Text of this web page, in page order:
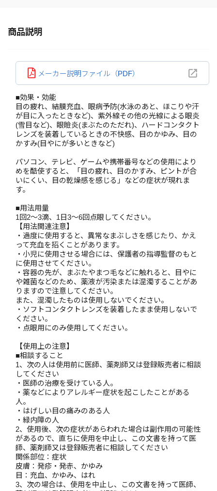
商品説明
メーカー説明ファイル（PDF）
■効果・効能
目の疲れ、結膜充血、眼病予防(水泳のあと、ほこりや汗
が目に入ったときなど)、紫外線その他の光線による眼炎
(雪目など)、眼瞼炎(まぶたのただれ)、ハードコンタクト
レンズを装着しているときの不快感、目のかゆみ、目の
かすみ(目やにが多いときなど)
パソコン、テレビ、ゲームや携帯番号などの使用により
めを酷使すると、「目の疲れ、目のかすみ、ピントが合
いにくい、目の乾燥感を感じる」などの症状が現れま
す。
■用法用量
1回2～3滴、1日3～6回点眼してください。
【用法関連注意】
・過度に使用すると、異常なまぶしさを感じたり、かえ
って充血を招くことがあります。
・小児に使用させる場合には、保護者の指導監督のもと
に使用させてください。
・容器の先が、まぶたやまつ毛などに触れると、目やに
や雑菌などのため、薬液が汚染または混濁することがあ
りますので注意してください。
また、混濁したものは使用しないでください。
・ソフトコンタクトレンズを装着したまま使用しないで
ください。
・点眼用にのみ使用してください。
【使用上の注意】
■相談すること
1、次の人は使用前に医師、薬剤師又は登録販売者に相談
してください
・医師の治療を受けている人。
・薬などによりアレルギー症状を起こしたことがある
人。
・はげしい目の痛みのある人
・緑内障の人
2、使用後、次の症状があらわれた場合は副作用の可能性
があるので、直ちに使用を中止し、この文書を持って医
師、薬剤師又は登録販売者に相談してください
関係部位：症状
皮膚：発疹・発赤、かゆみ
目：充血、かゆみ、はれ
3、次の場合は、使用を中止し、この文書を持って医師、